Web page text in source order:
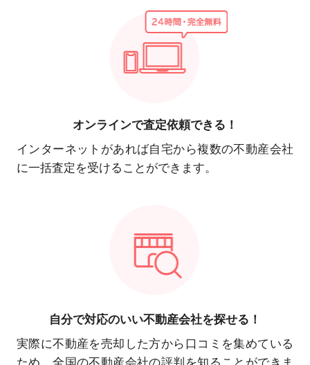
オンラインで査定依頼できる！
インターネットがあれば自宅から複数の不動産会社
に一括査定を受けることができます。
自分で対応のいい不動産会社を探せる！
実際に不動産を売却した方から口コミを集めている